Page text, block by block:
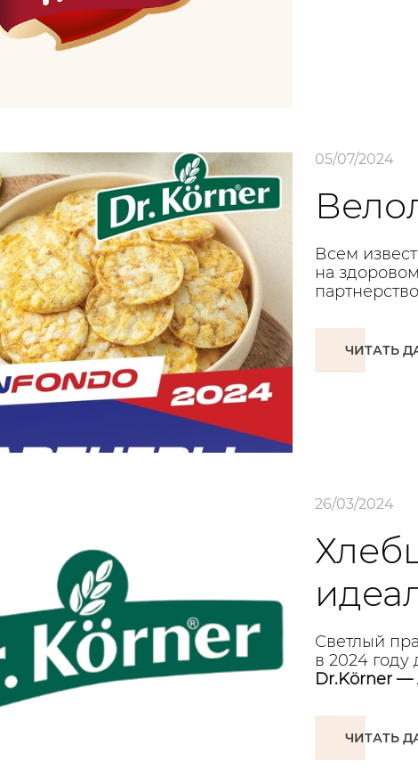
05/07/2024
Всем
на
ЧИТАТЬ
26/03/2024
Светлый
в 2024 году
Dr.Körner —
ЧИТАТЬ